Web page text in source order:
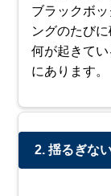
ブラックボ
ングのたび
何が起きて
にあります。
2. 揺るぎな